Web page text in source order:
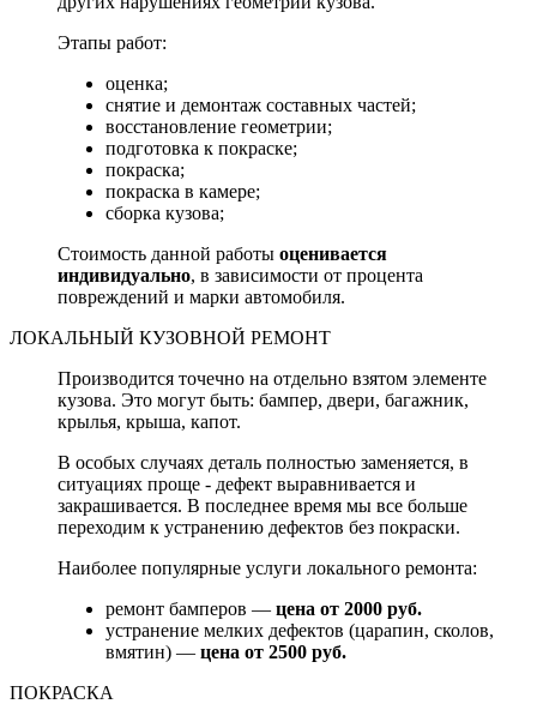
Этапы работ:
оценка;
снятие и демонтаж составных частей;
восстановление геометрии;
подготовка к покраске;
покраска;
покраска в камере;
сборка кузова;
Стоимость данной работы оценивается
индивидуально, в зависимости от процента
повреждений и марки автомобиля.
ЛОКАЛЬНЫЙ КУЗОВНОЙ РЕМОНТ
Производится точечно на отдельно взятом элементе
кузова. Это могут быть: бампер, двери, багажник,
крылья, крыша, капот.
В особых случаях деталь полностью заменяется, в
ситуациях проще - дефект выравнивается и
закрашивается. В последнее время мы все больше
переходим к устранению дефектов без покраски.
Наиболее популярные услуги локального ремонта:
ремонт бамперов — цена от 2000 руб.
устранение мелких дефектов (царапин, сколов,
вмятин) — цена от 2500 руб.
ПОКРАСКА